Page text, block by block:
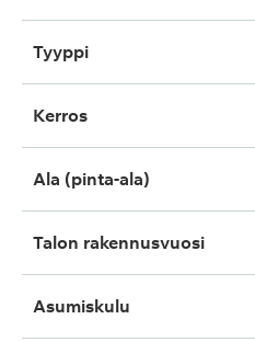
Tyyppi
Kerros
Ala (pinta-ala)
Talon rakennusvuosi
Asumiskulu